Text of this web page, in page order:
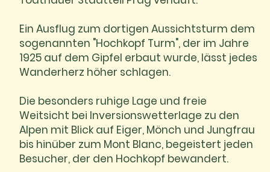
Ein Ausflug zum dortigen Aussichtsturm dem
sogenannten "Hochkopf Turm", der im Jahre
1925 auf dem Gipfel erbaut wurde, lässt jedes
Wanderherz höher schlagen.
Die besonders ruhige Lage und freie
Weitsicht bei Inversionswetterlage zu den
Alpen mit Blick auf Eiger, Mönch und Jungfrau
bis hinüber zum Mont Blanc, begeistert jeden
Besucher, der den Hochkopf bewandert.